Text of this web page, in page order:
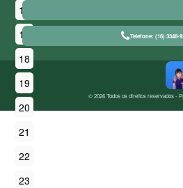
16
17
18
19
20
21
22
23
Telefone: (16) 3348-
© 2026 Todos os direitos reservados -